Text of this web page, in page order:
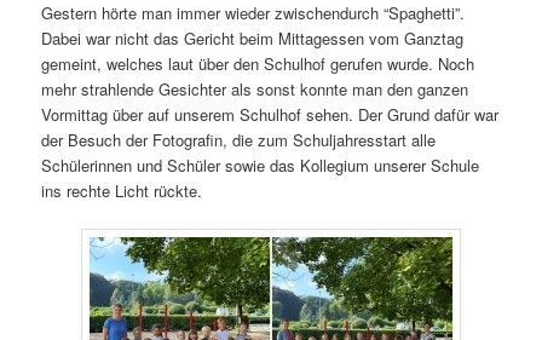
Gestern hörte man immer wieder zwischendurch “Spaghetti”.
Dabei war nicht das Gericht beim Mittagessen vom Ganztag
gemeint, welches laut über den Schulhof gerufen wurde. Noch
mehr strahlende Gesichter als sonst konnte man den ganzen
Vormittag über auf unserem Schulhof sehen. Der Grund dafür war
der Besuch der Fotografin, die zum Schuljahresstart alle
Schülerinnen und Schüler sowie das Kollegium unserer Schule
ins rechte Licht rückte.